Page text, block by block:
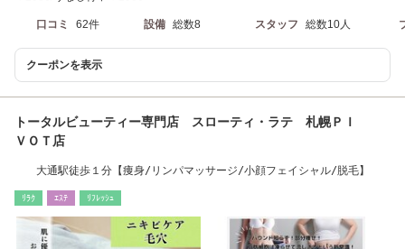
口コミ 62件 設備 総数8 スタッフ 総数10人
クーポンを表示
トータルビューティー専門店 スローティ・ラテ 札幌ＰＩ
ＶＯＴ店
大通駅徒歩１分【痩身/リンパマッサージ/小顔フェイシャル/脱毛】
ﾘﾗｸ ｴｽﾃ ﾘﾌﾚｯｼｭ